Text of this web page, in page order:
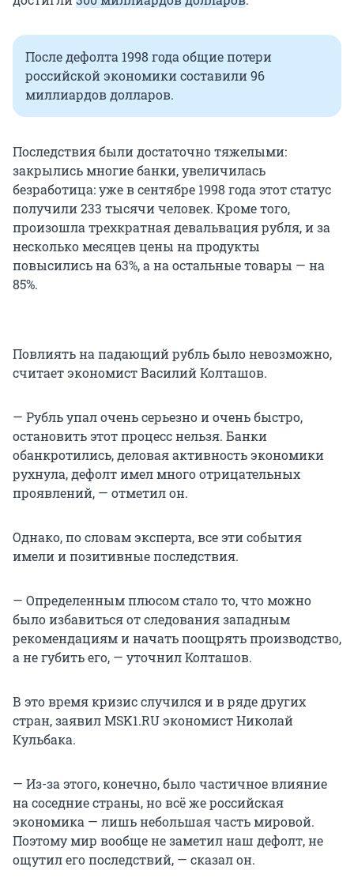
После дефолта 1998 года общие потери
российской экономики составили 96
миллиардов долларов.
Последствия были достаточно тяжелыми:
закрылись многие банки, увеличилась
безработица: уже в сентябре 1998 года этот статус
получили 233 тысячи человек. Кроме того,
произошла трехкратная девальвация рубля, и за
несколько месяцев цены на продукты
повысились на 63%, а на остальные товары — на
85%.
Повлиять на падающий рубль было невозможно,
считает экономист Василий Колташов.
— Рубль упал очень серьезно и очень быстро,
остановить этот процесс нельзя. Банки
обанкротились, деловая активность экономики
рухнула, дефолт имел много отрицательных
проявлений, — отметил он.
Однако, по словам эксперта, все эти события
имели и позитивные последствия.
— Определенным плюсом стало то, что можно
было избавиться от следования западным
рекомендациям и начать поощрять производство,
а не губить его, — уточнил Колташов.
В это время кризис случился и в ряде других
стран, заявил MSK1.RU экономист Николай
Кульбака.
— Из-за этого, конечно, было частичное влияние
на соседние страны, но всё же российская
экономика — лишь небольшая часть мировой.
Поэтому мир вообще не заметил наш дефолт, не
ощутил его последствий, — сказал он.